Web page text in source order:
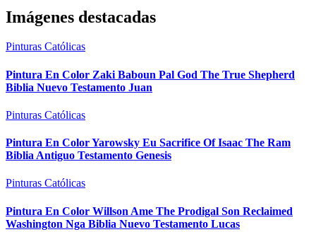
Imágenes destacadas
Pinturas Católicas
Pintura En Color Zaki Baboun Pal God The True Shepherd
Biblia Nuevo Testamento Juan
Pinturas Católicas
Pintura En Color Yarowsky Eu Sacrifice Of Isaac The Ram
Biblia Antiguo Testamento Genesis
Pinturas Católicas
Pintura En Color Willson Ame The Prodigal Son Reclaimed
Washington Nga Biblia Nuevo Testamento Lucas